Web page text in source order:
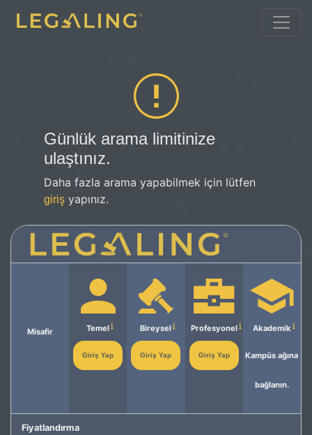
Günlük arama limitinize
ulaştınız.
Daha fazla arama yapabilmek için lütfen
giriş yapınız.
Misafir Temel
Giriş Yap
Bireysel
Giriş Yap
Profesyonel
Giriş Yap
Akademik
Kampüs ağına
bağlanın.
Fiyatlandırma